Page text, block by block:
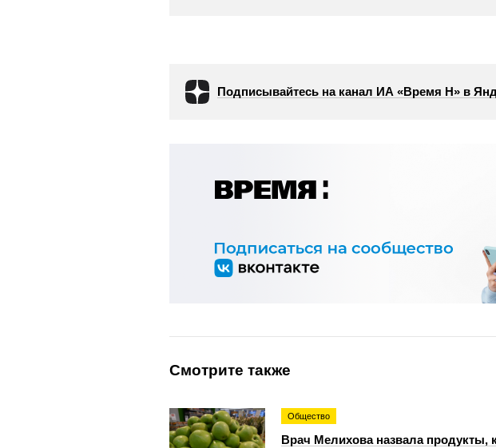
Подписывайтесь на канал ИА «Время Н» в
Смотрите также
Общество
Врач Мелихова назвала продукты,